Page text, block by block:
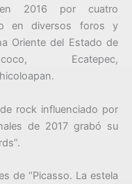
en 2016 por cuatro
en diversos foros y
Oriente del Estado de
Ecatepec,
rock influenciado por
de 2017 grabó su
de “Picasso. La estela